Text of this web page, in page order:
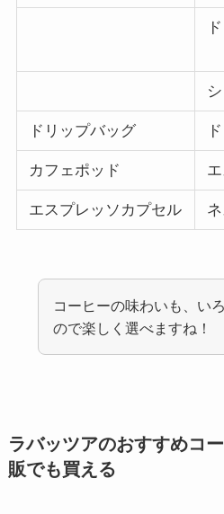
ドリップバッグ
カフェポッド
エスプレッソカプセル
コーヒーの味わいも、い
ので楽しく選べますね！
ラバッツアのおすすめコ
販でも買える